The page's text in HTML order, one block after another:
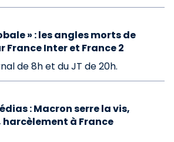
» : les angles morts de
France Inter et France 2
de 8h et du JT de 20h.
: Macron serre la vis,
harcèlement à France